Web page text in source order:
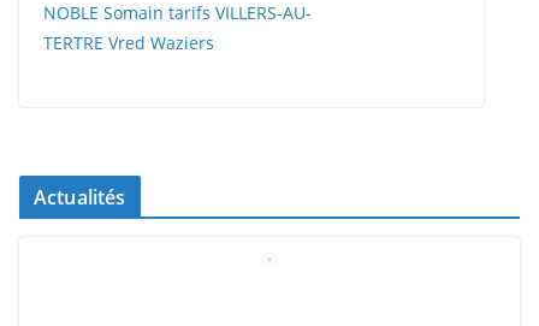
NOBLE Somain tarifs VILLERS-AU-
TERTRE Vred Waziers
Actualités